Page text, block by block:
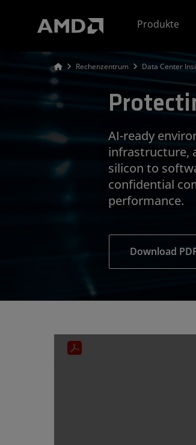
Produkte
Rechenzentrum Data Center
AI-ready
infrastructure,
silicon to
confidential
performance.
Download